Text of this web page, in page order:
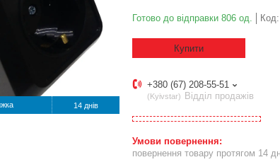
14 днів
Готово до відправки 806 од. Код:
Купити
+380 (67) 208-55-51
Kyivstar Відділ продажів
повернення товару протягом 14